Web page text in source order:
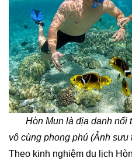
Hòn Mun là địa danh nổi
vô cùng phong phú (Ảnh sưu
Theo kinh nghiệm du lịch